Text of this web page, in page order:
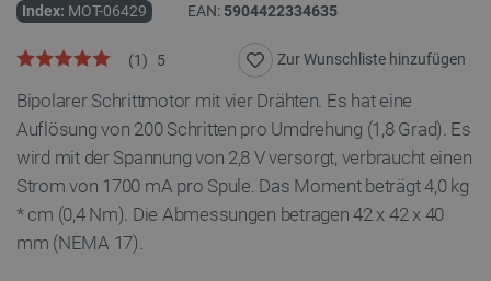
Index: MOT-06429 EAN: 5904422334635
5
(1) Zur Wunschliste hinzufügen
Bipolarer Schrittmotor mit vier Drähten. Es hat eine
Auflösung von 200 Schritten pro Umdrehung (1,8 Grad). Es
wird mit der Spannung von 2,8 V versorgt, verbraucht einen
Strom von 1700 mA pro Spule. Das Moment beträgt 4,0 kg
* cm (0,4 Nm). Die Abmessungen betragen 42 x 42 x 40
mm (NEMA 17).